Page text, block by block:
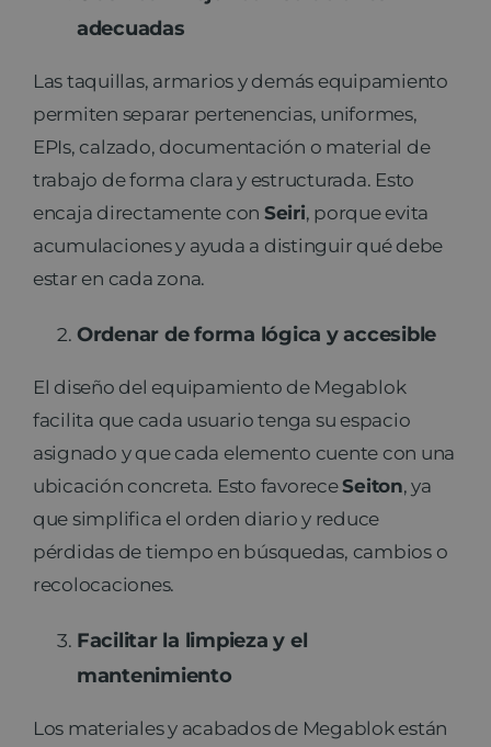
adecuadas
Las taquillas, armarios y demás equipamiento
permiten separar pertenencias, uniformes,
EPIs, calzado, documentación o material de
trabajo de forma clara y estructurada. Esto
encaja directamente con Seiri, porque evita
acumulaciones y ayuda a distinguir qué debe
estar en cada zona.
Ordenar de forma lógica y accesible
El diseño del equipamiento de Megablok
facilita que cada usuario tenga su espacio
asignado y que cada elemento cuente con una
ubicación concreta. Esto favoreceSeiton, ya
que simplifica el orden diario y reduce
pérdidas de tiempo en búsquedas, cambios o
recolocaciones.
Facilitar la limpieza y el
mantenimiento
Los materiales y acabados de Megablok están